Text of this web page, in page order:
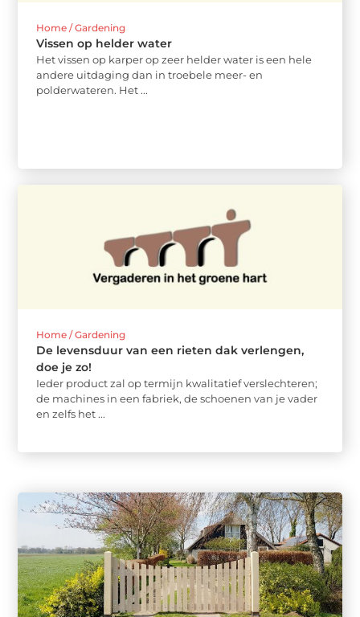
Home / Gardening
Vissen op helder water
Het vissen op karper op zeer helder water is een hele
andere uitdaging dan in troebele meer- en
polderwateren. Het ...
Home / Gardening
De levensduur van een rieten dak verlengen,
doe je zo!
Ieder product zal op termijn kwalitatief verslechteren;
de machines in een fabriek, de schoenen van je vader
en zelfs het ...